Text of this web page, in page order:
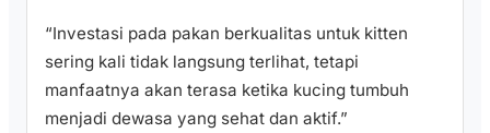
“Investasi pada pakan berkualitas untuk kitten
sering kali tidak langsung terlihat, tetapi
manfaatnya akan terasa ketika kucing tumbuh
menjadi dewasa yang sehat dan aktif.”